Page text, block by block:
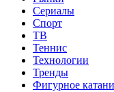
Сериалы
Спорт
ТВ
Теннис
Технологии
Тренды
Фигурное